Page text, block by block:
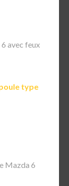
avec feux
type
Mazda 6